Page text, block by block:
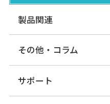
製品関連
その他・コラム
サポート